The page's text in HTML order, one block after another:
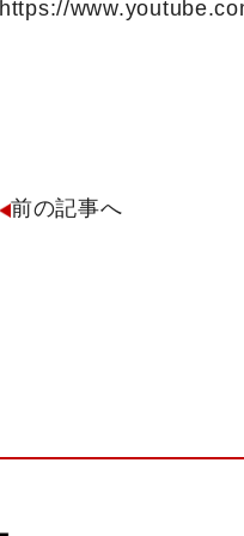
https://
前の記事へ